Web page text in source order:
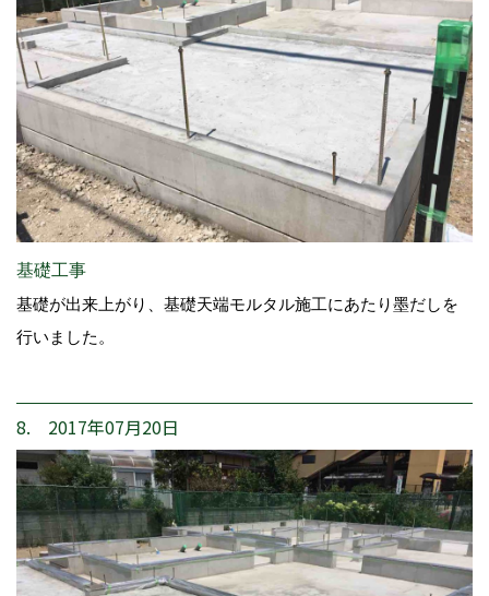
基礎工事
基礎が出来上がり、基礎天端モルタル施工にあたり墨だしを
行いました。
8. 2017年07月20日